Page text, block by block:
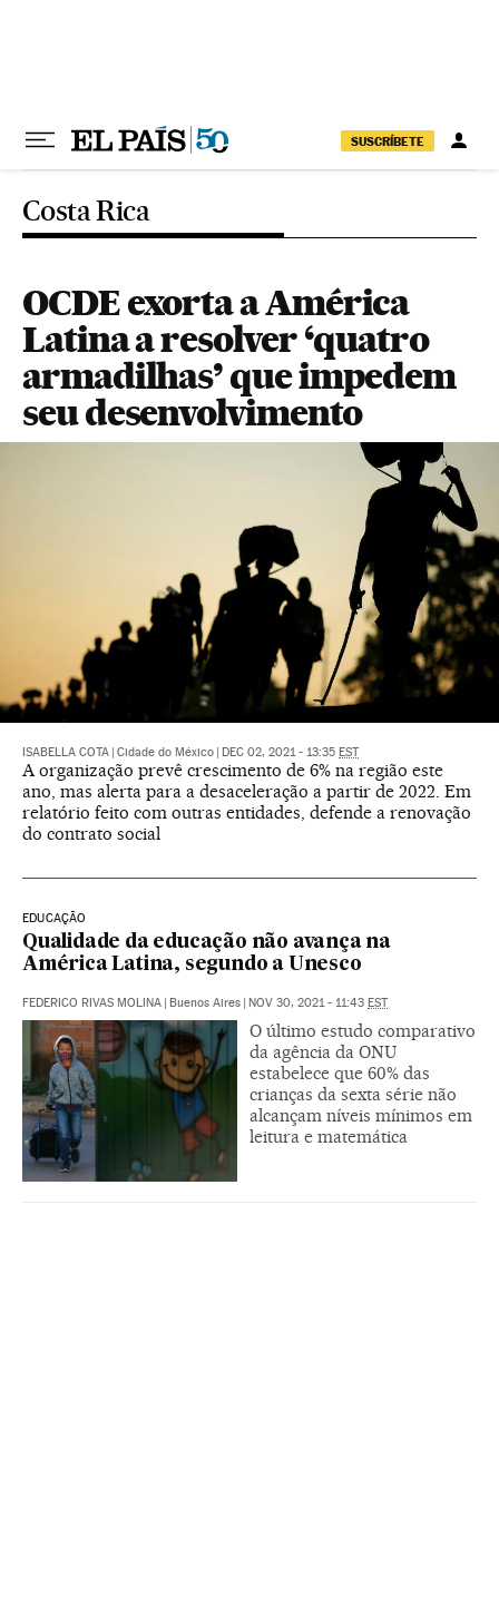
SUSCRÍBETE
Costa Rica
OCDE exorta a América
Latina a resolver ‘quatro
armadilhas’ que impedem
seu desenvolvimento
ISABELLA COTA Cidade do México DEC 02, 2021 - 13:35 EST
A organização prevê crescimento de 6% na região este
ano, mas alerta para a desaceleração a partir de 2022. Em
relatório feito com outras entidades, defende a renovação
do contrato social
EDUCAÇÃO
Qualidade da educação não avança na
América Latina, segundo a Unesco
FEDERICO RIVAS MOLINA Buenos Aires NOV 30, 2021 - 11:43 EST
O último estudo comparativo
da agência da ONU
estabelece que 60% das
crianças da sexta série não
alcançam níveis mínimos em
leitura e matemática